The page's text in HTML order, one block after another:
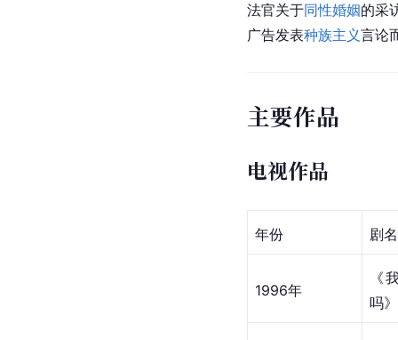
法官关于同性婚姻的采
广告发表种族主义言论
主要作品
电视作品
年份 剧名
1996年
《
吗》